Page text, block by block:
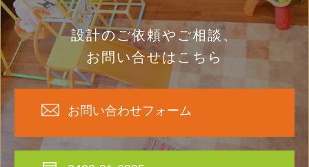
設計のご依頼やご相談、
お問い合せはこちら
お問い合わせフォーム